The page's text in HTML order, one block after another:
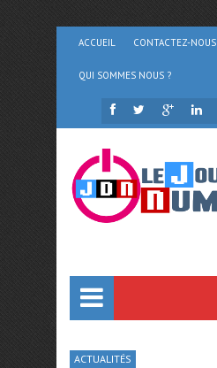
ACCUEIL CONTACTEZ-NOUS
QUI SOMMES NOUS ?
ACTUALITÉS